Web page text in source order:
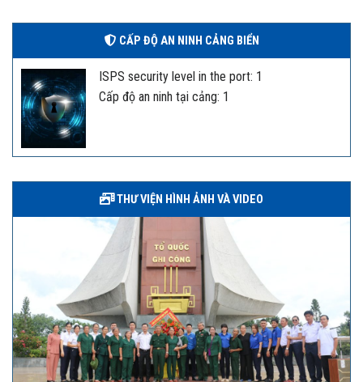
CẤP ĐỘ AN NINH CẢNG BIỂN
ISPS security level in the port: 1
Cấp độ an ninh tại cảng: 1
THƯ VIỆN HÌNH ẢNH VÀ VIDEO